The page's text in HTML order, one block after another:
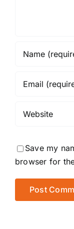
Save my
browser for